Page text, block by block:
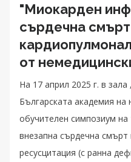
"Миокарден
сърдечна
от
На 17 април 2025 г. в
Българската академия на
обучителен симпозиум
внезапна сърдечна
ресусцитация (с ранна